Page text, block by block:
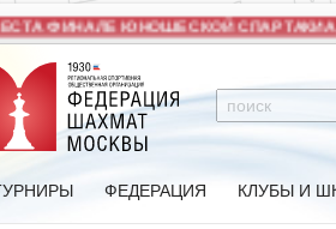
ФИНАЛЕ ЮНОШЕСКОЙ
ФЕДЕРАЦИЯ КЛУБЫ И